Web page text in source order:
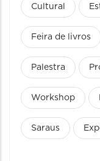
Cultural
Feira de livros
Palestra
Workshop
Saraus